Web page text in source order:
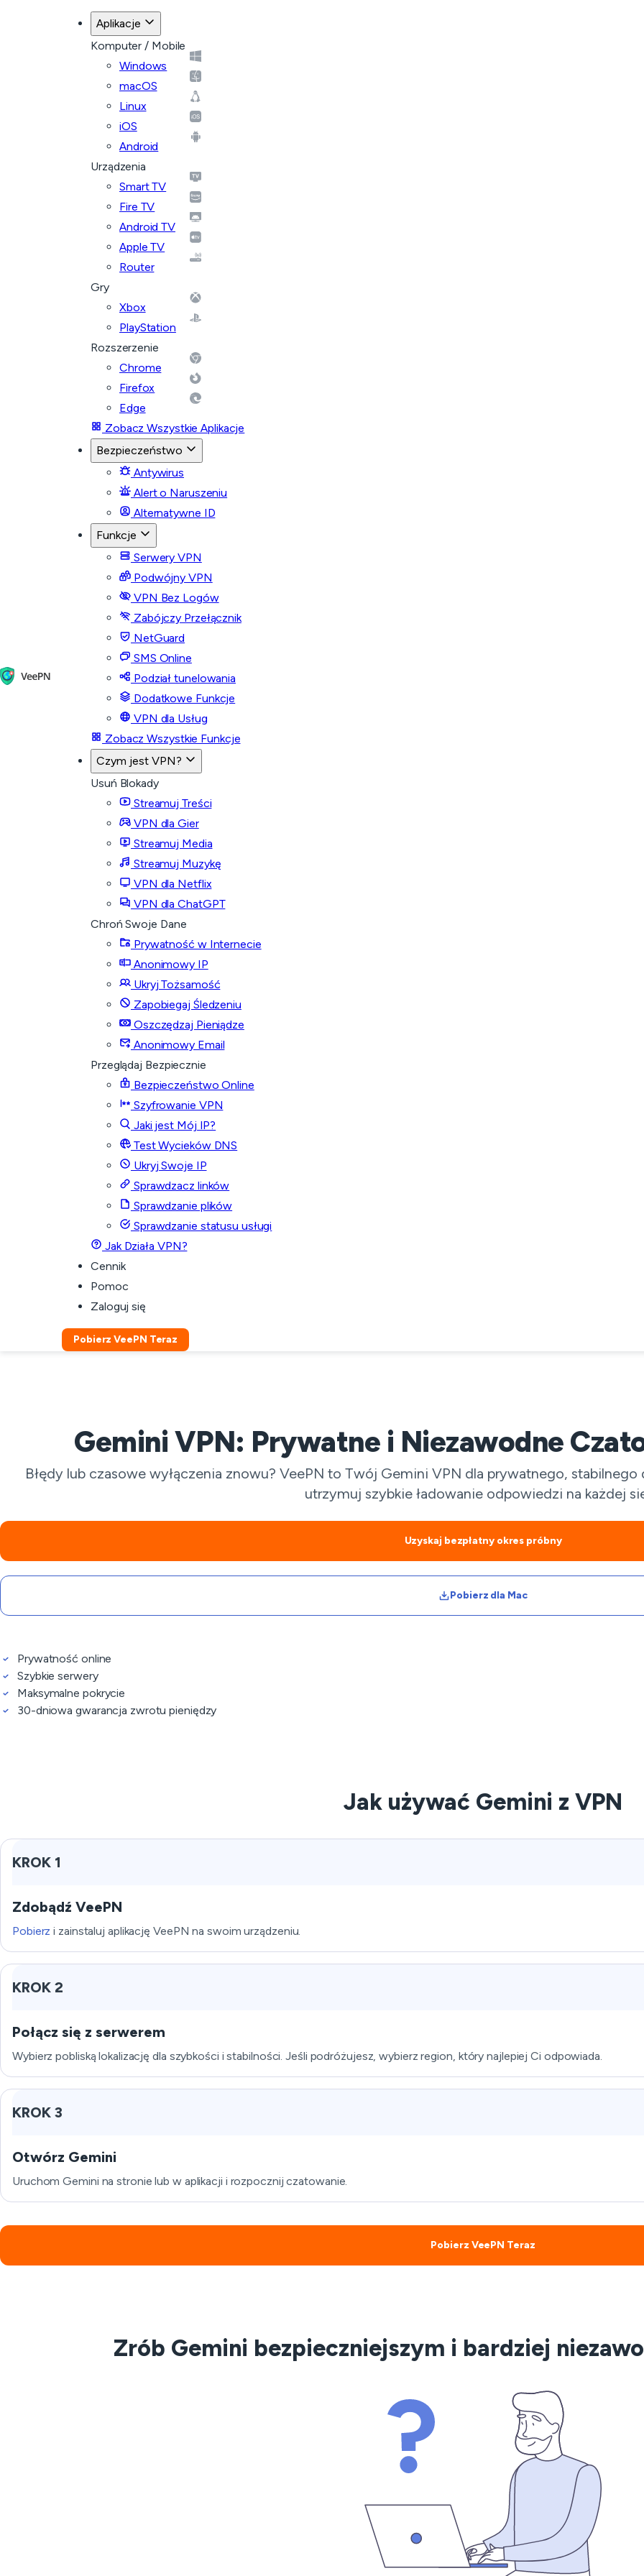
Aplikacje
Komputer / Mobile
Windows
macOS
Linux
iOS
Android
Urządzenia
Smart TV
Fire TV
Android TV
Apple TV
Router
Gry
Xbox
PlayStation
Rozszerzenie
Chrome
Firefox
Edge
Zobacz Wszystkie Aplikacje
Bezpieczeństwo
Antywirus
Alert o Naruszeniu
Alternatywne ID
Funkcje
Serwery VPN
Podwójny VPN
VPN Bez Logów
Zabójczy Przełącznik
NetGuard
SMS Online
Podział tunelowania
Dodatkowe Funkcje
VPN dla Usług
Zobacz Wszystkie Funkcje
Czym jest VPN?
Usuń Blokady
Streamuj Treści
VPN dla Gier
Streamuj Media
Streamuj Muzykę
VPN dla Netflix
VPN dla ChatGPT
Chroń Swoje Dane
Prywatność w Internecie
Anonimowy IP
Ukryj Tożsamość
Zapobiegaj Śledzeniu
Oszczędzaj Pieniądze
Anonimowy Email
Przeglądaj Bezpiecznie
Bezpieczeństwo Online
Szyfrowanie VPN
Jaki jest Mój IP?
Test Wycieków DNS
Ukryj Swoje IP
Sprawdzacz linków
Sprawdzanie plików
Sprawdzanie statusu usługi
Jak Działa VPN?
Cennik
Pomoc
Zaloguj się
Pobierz VeePN Teraz
Gemini VPN: Prywatne i Niezawodne
Błędy lub czasowe wyłączenia znowu? VeePN to Twój Gemini VPN dla prywatnego,
utrzymuj szybkie ładowanie odpowiedzi na każdej
Uzyskaj bezpłatny okres próbny
Pobierz dla Mac
Prywatność online
Szybkie serwery
Maksymalne pokrycie
30-dniowa gwarancja zwrotu pieniędzy
Jak używać Gemini z VPN
KROK 1
Zdobądź VeePN
Pobierz i zainstaluj aplikację VeePN na swoim urządzeniu.
KROK 2
Połącz się z serwerem
Wybierz pobliską lokalizację dla szybkości i stabilności. Jeśli podróżujesz, wybierz region, który najlepiej Ci odpowiada.
KROK 3
Otwórz Gemini
Uruchom Gemini na stronie lub w aplikacji i rozpocznij czatowanie.
Pobierz VeePN Teraz
Zrób Gemini bezpieczniejszym i bardziej